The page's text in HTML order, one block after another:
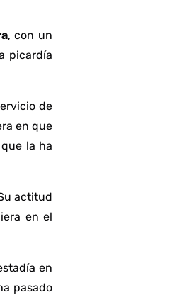
, con un
picardía
de
en que
la ha
actitud
en el
en
pasado